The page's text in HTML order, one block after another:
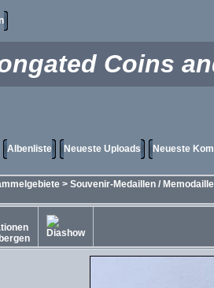
Coins
Albenliste Neueste Uploads Neueste
> Souvenir-Medaillen /